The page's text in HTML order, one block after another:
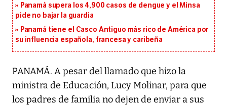
Panamá supera los 4,900 casos de dengue y el Minsa
pide no bajar la guardia
Panamá tiene el Casco Antiguo más rico de América por
su influencia española, francesa y caribeña
PANAMÁ. A pesar del llamado que hizo la
ministra de Educación, Lucy Molinar, para que
los padres de familia no dejen de enviar a sus